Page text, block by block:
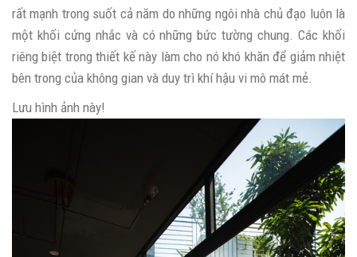
rất mạnh trong suốt cả năm do những ngôi nhà chủ đạo luôn là
một khối cứng nhắc và có những bức tường chung. Các khối
riêng biệt trong thiết kế này làm cho nó khó khăn để giảm nhiệt
bên trong của không gian và duy trì khí hậu vi mô mát mẻ.
Lưu hình ảnh này!